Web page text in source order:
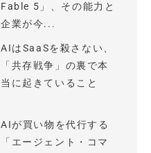
Fable 5」、その能力と
企業が今...
AIはSaaSを殺さない、
「共存戦争」の裏で本
当に起きていること
AIが買い物を代行する
「エージェント・コマ